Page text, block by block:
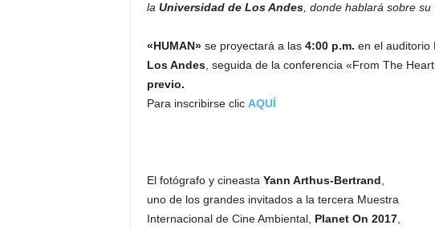
la Universidad de Los Andes, donde hablará sobre su
«HUMAN» se proyectará a las 4:00 p.m. en el auditorio
Los Andes, seguida de la conferencia «From The
previo.
Para inscribirse clic AQUÍ
El fotógrafo y cineasta Yann Arthus-Bertrand
uno de los grandes invitados a la tercera Muestra
Internacional de Cine Ambiental, Planet On 2017,